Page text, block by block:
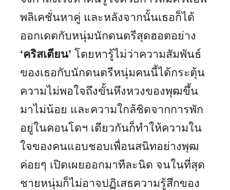
พลิเคชั่นหาคู่ และหลังจากนั้นเธอก็ได้
ออกเดตกับหนุ่มนักดนตรีสุดฮอตอย่าง
‘คริสเตียน’ โดยหารู้ไม่ว่าความสัมพันธ์
ของเธอกับนักดนตรีหนุ่มคนนี้ได้กระตุ้น
ความไม่พอใจถึงขั้นหึงหวงของพุฒขึ้น
มาไม่น้อย และความใกล้ชิดจากการพัก
อยู่ในคอนโดฯ เดียวกันก็ทำให้ความใน
ใจของคนแอบชอบเพื่อนสนิทอย่างพุฒ
ค่อยๆ เปิดเผยออกมาทีละนิด จนในที่สุด
ชายหนุ่มก็ไม่อาจปฏิเสธความรู้สึกของ